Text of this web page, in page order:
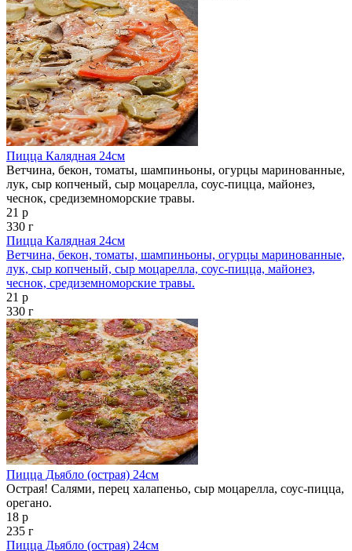
Пицца Калядная 24см
Ветчина, бекон, томаты, шампиньоны, огурцы маринованные,
лук, сыр копченый, сыр моцарелла, соус-пицца, майонез,
чеснок, средиземноморские травы.
21 р
330 г
Пицца Калядная 24см
Ветчина, бекон, томаты, шампиньоны, огурцы маринованные,
лук, сыр копченый, сыр моцарелла, соус-пицца, майонез,
чеснок, средиземноморские травы.
21 р
330 г
Пицца Дьябло (острая) 24см
Острая! Салями, перец халапеньо, сыр моцарелла, соус-пицца,
орегано.
18 р
235 г
Пицца Дьябло (острая) 24см